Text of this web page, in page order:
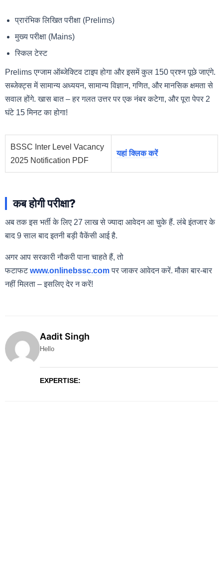
प्रारंभिक लिखित परीक्षा (Prelims)
मुख्य परीक्षा (Mains)
स्किल टेस्ट
Prelims एग्जाम ऑब्जेक्टिव टाइप होगा और इसमें कुल 150 प्रश्न पूछे जाएंगे.
सब्जेक्ट्स में सामान्य अध्ययन, सामान्य विज्ञान, गणित, और मानसिक क्षमता से
सवाल होंगे. खास बात – हर गलत उत्तर पर एक नंबर कटेगा, और पूरा पेपर 2
घंटे 15 मिनट का होगा!
BSSC Inter Level Vacancy
2025 Notification PDF
यहां क्लिक करें
कब होगी परीक्षा?
अब तक इस भर्ती के लिए 27 लाख से ज्यादा आवेदन आ चुके हैं. लंबे इंतजार के
बाद 9 साल बाद इतनी बड़ी वैकेंसी आई है.
अगर आप सरकारी नौकरी पाना चाहते हैं, तो
फटाफटwww.onlinebssc.comपर जाकर आवेदन करें. मौका बार-बार
नहीं मिलता – इसलिए देर न करें!
Aadit Singh
Hello
EXPERTISE: